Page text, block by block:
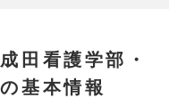
田看護学部・
基本情報